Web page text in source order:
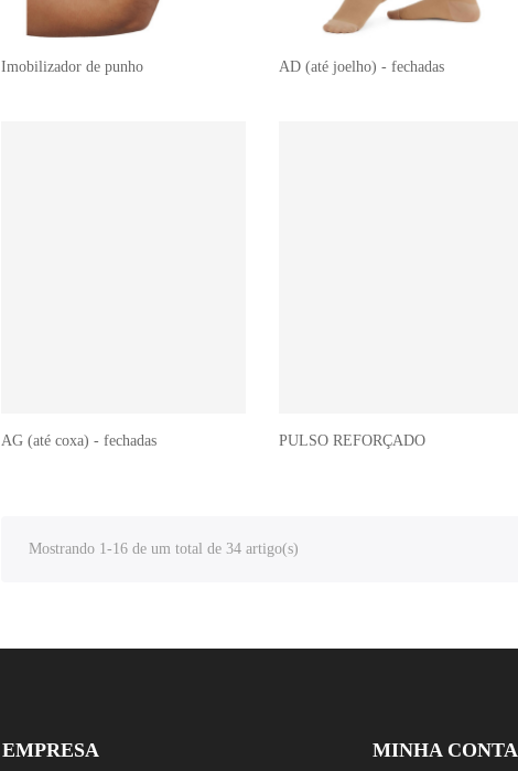
Imobilizador de punho AD (até joelho) - fechadas
AG (até coxa) - fechadas PULSO REFORÇADO
Mostrando 1-16 de um total de 34 artigo(s)
EMPRESA MINHA CONTA